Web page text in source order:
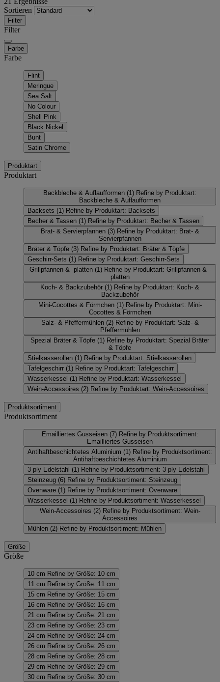
Sortieren
Filter
Filter
Farbe
Farbe
Flint
Meringue
Sea Salt
No Colour
Shell Pink
Black Nickel
Bunt
Satin Chrome
Produktart
Produktart
Backbleche & Auflaufformen (1) Refine by Produktart:
Backbleche & Auflaufformen
Backsets (1) Refine by Produktart: Backsets
Becher & Tassen (1) Refine by Produktart: Becher & Tassen
Brat- & Servierpfannen (3) Refine by Produktart: Brat- &
Servierpfannen
Bräter & Töpfe (3) Refine by Produktart: Bräter & Töpfe
Geschirr-Sets (1) Refine by Produktart: Geschirr-Sets
Grillpfannen & -platten (1) Refine by Produktart: Grillpfannen & -
platten
Koch- & Backzubehör (1) Refine by Produktart: Koch- &
Backzubehör
Mini-Cocottes & Förmchen (1) Refine by Produktart: Mini-
Cocottes & Förmchen
Salz- & Pfeffermühlen (2) Refine by Produktart: Salz- &
Pfeffermühlen
Spezial Bräter & Töpfe (1) Refine by Produktart: Spezial Bräter
& Töpfe
Stielkasserollen (1) Refine by Produktart: Stielkasserollen
Tafelgeschirr (1) Refine by Produktart: Tafelgeschirr
Wasserkessel (1) Refine by Produktart: Wasserkessel
Wein-Accessoires (2) Refine by Produktart: Wein-Accessoires
Produktsortiment
Produktsortiment
Emailliertes Gusseisen (7) Refine by Produktsortiment:
Emailliertes Gusseisen
Antihaftbeschichtetes Aluminium (1) Refine by Produktsortiment:
Antihaftbeschichtetes Aluminium
3-ply Edelstahl (1) Refine by Produktsortiment: 3-ply Edelstahl
Steinzeug (6) Refine by Produktsortiment: Steinzeug
Ovenware (1) Refine by Produktsortiment: Ovenware
Wasserkessel (1) Refine by Produktsortiment: Wasserkessel
Wein-Accessoires (2) Refine by Produktsortiment: Wein-
Accessoires
Mühlen (2) Refine by Produktsortiment: Mühlen
Größe
Größe
10 cm Refine by Größe: 10 cm
11 cm Refine by Größe: 11 cm
15 cm Refine by Größe: 15 cm
16 cm Refine by Größe: 16 cm
21 cm Refine by Größe: 21 cm
23 cm Refine by Größe: 23 cm
24 cm Refine by Größe: 24 cm
26 cm Refine by Größe: 26 cm
28 cm Refine by Größe: 28 cm
29 cm Refine by Größe: 29 cm
30 cm Refine by Größe: 30 cm